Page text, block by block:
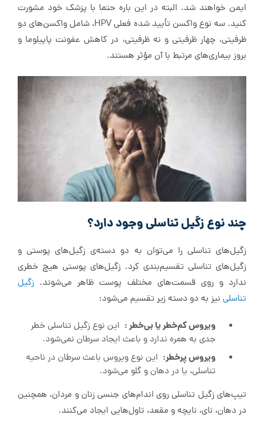
ایمن خواهند شد. البته در این باره حتما با پزشک خود مشورت
کنید. سه نوع واکسن تأیید شده فعلی HPV، شامل واکسن‌های دو
ظرفیتی، چهار ظرفیتی و نه ظرفیتی، در کاهش عفونت پاپیلوما و
بروز بیماری‌های مرتبط با آن مؤثر هستند.
چند نوع زگیل تناسلی وجود دارد؟
زگیل‌های تناسلی را می‌توان به دو دسته‌ی زگیل‌های پوستی و
زگیل‌های تناسلی تقسیم‌بندی کرد. زگیل‌های پوستی هیچ خطری
ندارد و روی قسمت‌های مختلف پوست ظاهر می‌شوند. زگیل
تناسلی نیز به دو دسته زیر تقسیم می‌شود:
ویروس کم‌خطر یا بی‌خطر : این نوع زگیل تناسلی خطر
جدی‌ به همره ندارد و باعث ایجاد سرطان نمی‌شود.
ویروس پر‌خطر: این نوع ویروس باعث سرطان در ناحیه
تناسلی، یا در دهان و گلو می‌شود.
تیپ‌های زگیل تناسلی روی اندام‌های جنسی زنان و مردان، همچنین
در دهان، نای، نایچه و مقعد، تاول‌هایی ایجاد می‌کنند.